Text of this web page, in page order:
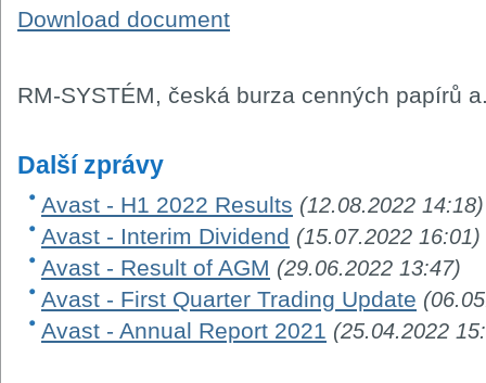
Download document
RM-SYSTÉM, česká burza cenných papírů
Další zprávy
Avast - H1 2022 Results (12.08.2022 14:18)
Avast - Interim Dividend (15.07.2022 16:01)
Avast - Result of AGM (29.06.2022 13:47)
Avast - First Quarter Trading Update
Avast - Annual Report 2021 (25.04.2022